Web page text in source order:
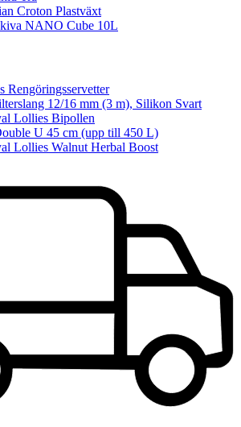
Croton Plastväxt
NANO Cube 10L
Rengöringsservetter
12/16 mm (3 m), Silikon Svart
Lollies Bipollen
U 45 cm (upp till 450 L)
Lollies Walnut Herbal Boost